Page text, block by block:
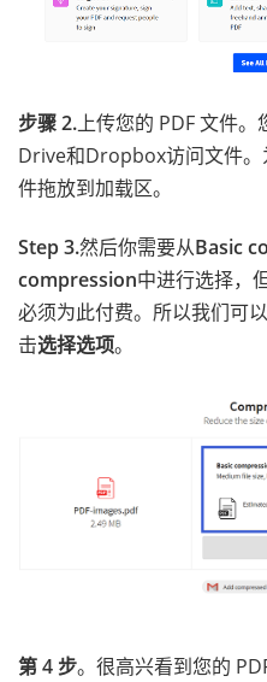
步骤 2.上传您的 PDF 文件
Drive和Dropbox访问文件
件拖放到加载区。
Step 3.然后你需要从Basic
compression中进行选择，
必须为此付费。所以我们可
击选择选项。
第 4 步。很高兴看到您的